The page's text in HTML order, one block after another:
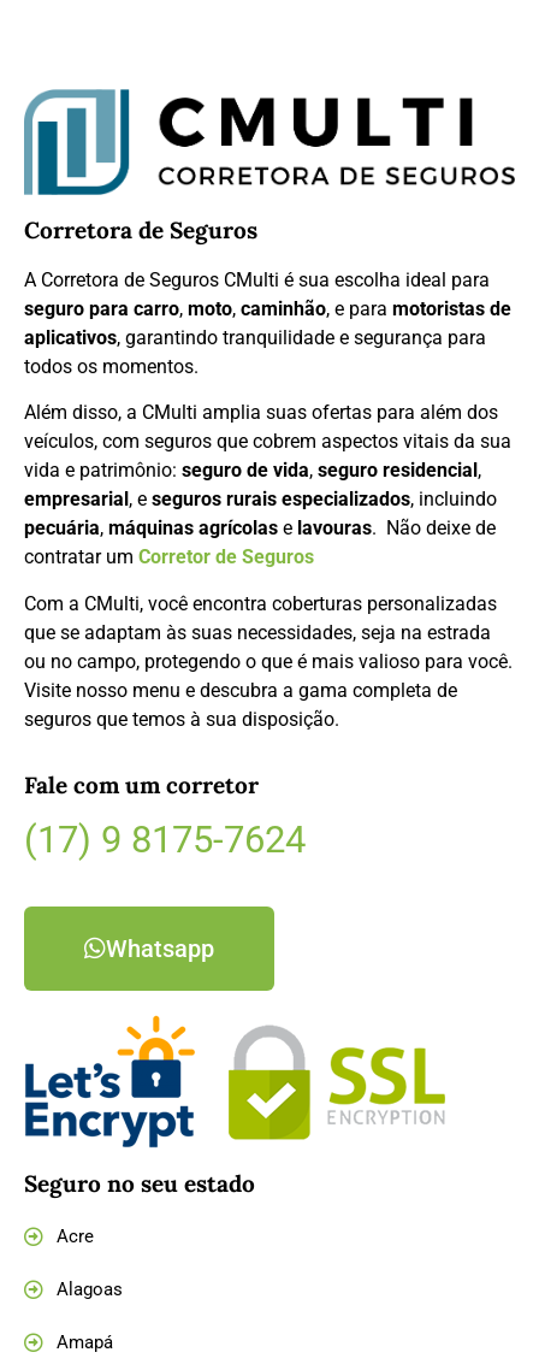
Corretora de Seguros
A Corretora de Seguros CMulti é sua escolha ideal para
seguro para carro, moto, caminhão, e para motoristas de
aplicativos, garantindo tranquilidade e segurança para
todos os momentos.
Além disso, a CMulti amplia suas ofertas para além dos
veículos, com seguros que cobrem aspectos vitais da sua
vida e patrimônio: seguro de vida, seguro residencial ,
empresarial , e seguros rurais especializados, incluindo
pecuária, máquinas agrícolas e lavouras. Não deixe de
contratar um Corretor de Seguros
Com a CMulti, você encontra coberturas personalizadas
que se adaptam às suas necessidades, seja na estrada
ou no campo, protegendo o que é mais valioso para você.
Visite nosso menu e descubra a gama completa de
seguros que temos à sua disposição.
Fale com um corretor
(17) 9 8175-7624
Whatsapp
Seguro no seu estado
Acre
Alagoas
Amapá